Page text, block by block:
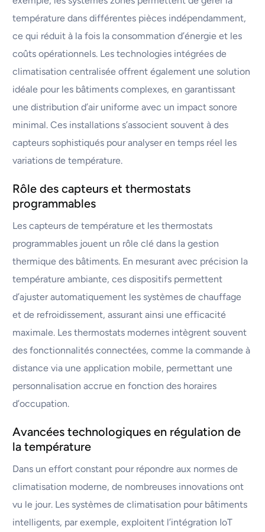
température dans différentes pièces indépendamment,
ce qui réduit à la fois la consommation d’énergie et les
coûts opérationnels. Les technologies intégrées de
climatisation centralisée offrent également une solution
idéale pour les bâtiments complexes, en garantissant
une distribution d’air uniforme avec un impact sonore
minimal. Ces installations s’associent souvent à des
capteurs sophistiqués pour analyser en temps réel les
variations de température.
Rôle des capteurs et thermostats
programmables
Les capteurs de température et les thermostats
programmables jouent un rôle clé dans la gestion
thermique des bâtiments. En mesurant avec précision la
température ambiante, ces dispositifs permettent
d’ajuster automatiquement les systèmes de chauffage
et de refroidissement, assurant ainsi une efficacité
maximale. Les thermostats modernes intègrent souvent
des fonctionnalités connectées, comme la commande à
distance via une application mobile, permettant une
personnalisation accrue en fonction des horaires
d’occupation.
Avancées technologiques en régulation de
la température
Dans un effort constant pour répondre aux normes de
climatisation moderne, de nombreuses innovations ont
vu le jour. Les systèmes de climatisation pour bâtiments
intelligents, par exemple, exploitent l’intégration IoT